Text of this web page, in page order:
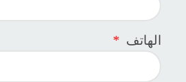
* الهاتف